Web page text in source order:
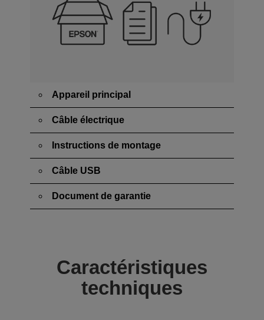
Appareil principal
Câble électrique
Instructions de montage
Câble USB
Document de garantie
Caractéristiques
techniques